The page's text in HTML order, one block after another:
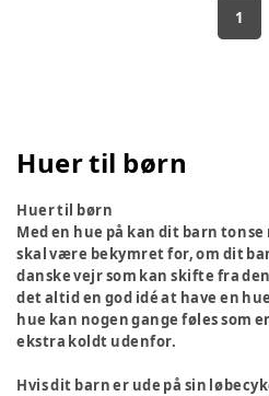
1
Huer til børn
Huer til børn
Med en hue på kan dit barn
skal være bekymret for, om dit
danske vejr som kan skifte fra
det altid en god idé at have en
hue kan nogen gange føles som
ekstra koldt udenfor.
Hvis dit barn er ude på sin